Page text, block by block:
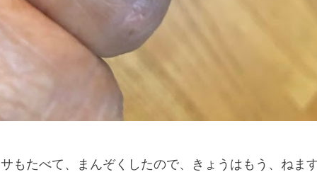
もたべて、まんぞくしたので、きょうはもう、ねます